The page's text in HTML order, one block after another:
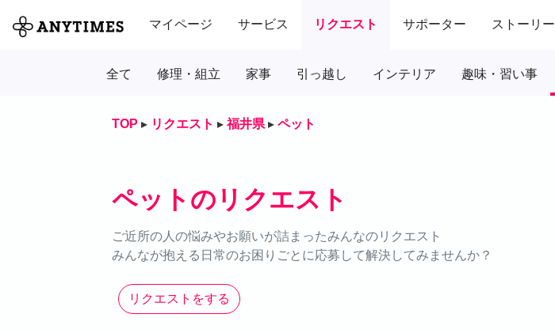
マイページ サービス リクエスト サポーター ストーリー
全て 修理・組立 家事 引っ越し インテリア 趣味・習い事
TOP ▸ リクエスト ▸ 福井県 ▸ ペット
ペットのリクエスト
ご近所の人の悩みやお願いが詰まったみんなのリクエスト
みんなが抱える日常のお困りごとに応募して解決してみませんか？
リクエストをする